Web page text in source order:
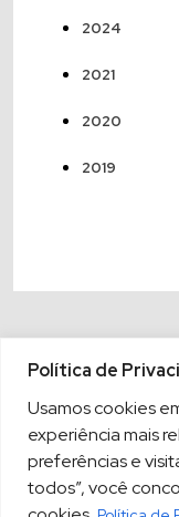
Política de
Usamos cookies
experiência mais
preferências e
todos”, você
2024
2021
2020
2019